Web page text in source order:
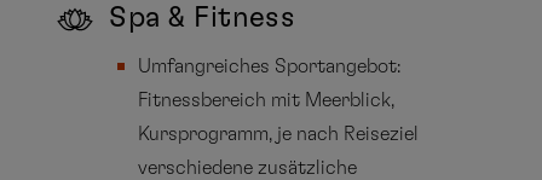
Spa & Fitness
Umfangreiches Sportangebot:
Fitnessbereich mit Meerblick,
Kursprogramm, je nach Reiseziel
verschiedene zusätzliche